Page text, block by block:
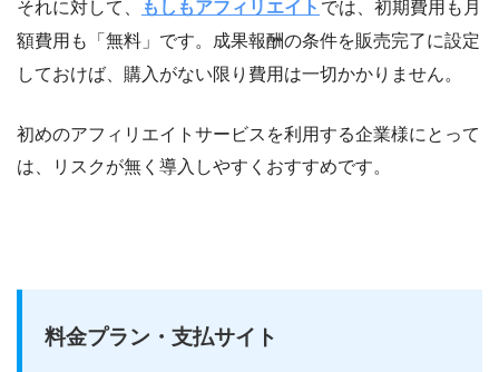
それに対して、
もしもアフィリエイト では、初期費用も月
額費用も「無料」です。成果報酬の条件を販売完了に設定
しておけば、購入がない限り費用は一切かかりません。
初めのアフィリエイトサービスを利用する企業様にとって
は、リスクが無く導入しやすくおすすめです。
料金プラン・ 支払サイト